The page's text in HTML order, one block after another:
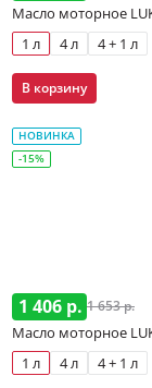
Масло моторное
1 л
4 л 4 + 1 л
В корзину
НОВИНКА
-15%
1 406 р. 1 653 р.
Масло моторное
1 л
4 л 4 + 1 л